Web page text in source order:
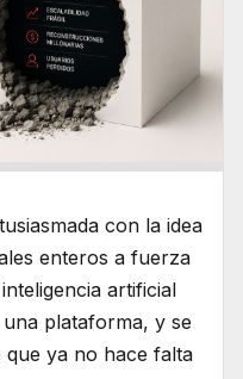
con la idea
enteros a fuerza
artificial
plataforma, y se
que ya no hace falta